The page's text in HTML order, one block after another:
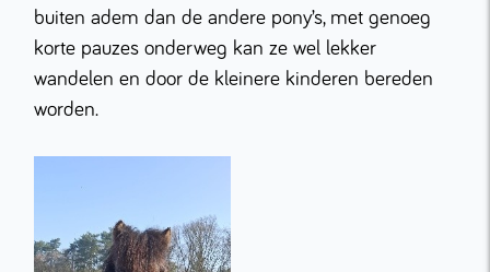
buiten adem dan de andere pony’s, met genoeg
korte pauzes onderweg kan ze wel lekker
wandelen en door de kleinere kinderen bereden
worden.